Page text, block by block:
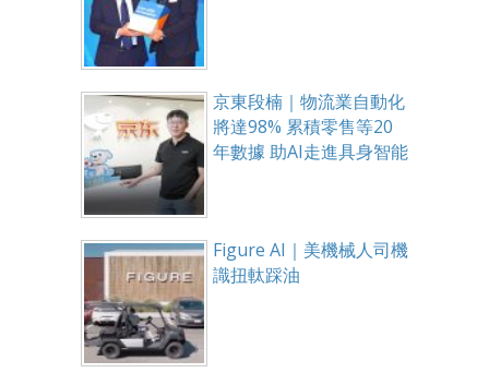
京東段楠｜物流業自動化
將達98% 累積零售等20
年數據 助AI走進具身智能
Figure AI｜美機械人司機
識扭軚踩油